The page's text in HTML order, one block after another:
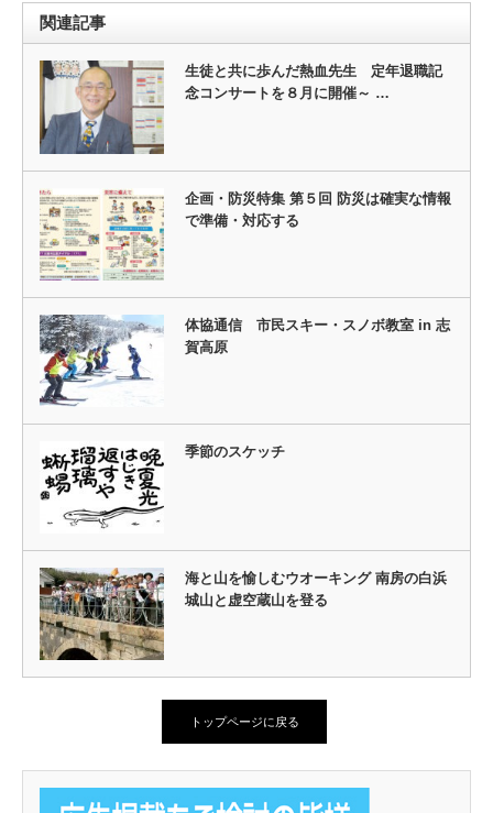
関連記事
生徒と共に歩んだ熱血先生 定年退職記
念コンサートを８月に開催～ …
企画・防災特集 第５回 防災は確実な情報
で準備・対応する
体協通信 市民スキー・スノボ教室 in 志
賀高原
季節のスケッチ
海と山を愉しむウオーキング 南房の白浜
城山と虚空蔵山を登る
トップページに戻る